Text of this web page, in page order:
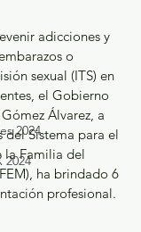
2024
2024
adicciones y
o
sexual (ITS) en
el Gobierno
Álvarez, a
del Sistema para el
la Familia del
ha brindado 6
profesional.